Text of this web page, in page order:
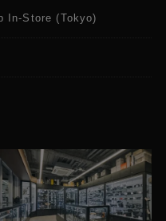
In-Store (Tokyo)